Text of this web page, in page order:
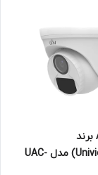
دوربین AHD برند
یونی‌ویو(Uniview) مدل UAC-